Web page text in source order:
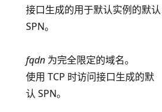
接口生成的用于默认实例的默认
SPN。
fqdn 为完全限定的域名。
使用 TCP 时访问接口生成的默
认 SPN。